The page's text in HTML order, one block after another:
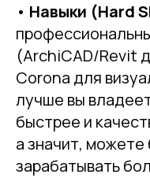
• Навыки (Hard
(ArchiCAD/Revit
Corona для
лучше вы
быстрее и
а значит, можете
зарабатывать